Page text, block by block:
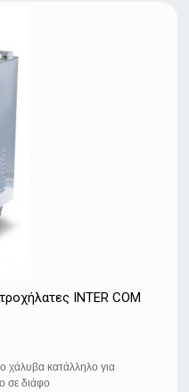
INTER COM
χάλυβα κατάλληλο για
σε διάφο